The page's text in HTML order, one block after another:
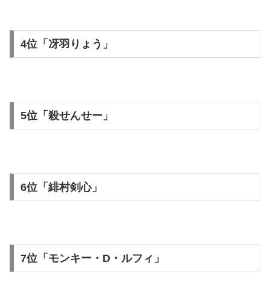
4位「冴羽りょう」
5位「殺せんせー」
6位「緋村剣心」
7位「モンキー・D・ルフィ」